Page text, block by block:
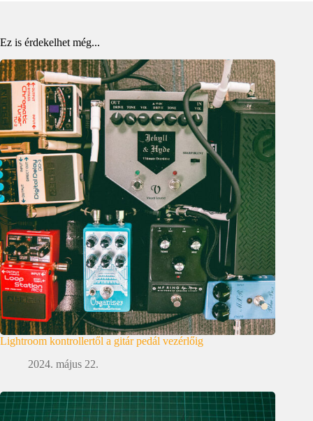
Ez is érdekelhet még...
Lightroom kontrollertől a gitár pedál vezérlőig
2024. május 22.